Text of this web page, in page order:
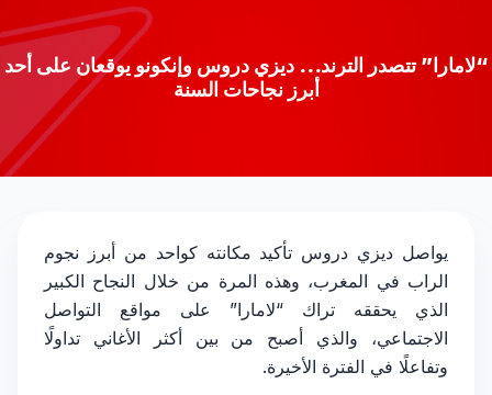
“لامارا” تتصدر الترند… ديزي دروس وإنكونو يوقعان على أحد
أبرز نجاحات السنة
“لامارا” تتصدر الترند… ديزي دروس وإنكونو
يوقعان على أحد أبرز نجاحات السنة
يواصل ديزي دروس تأكيد مكانته كواحد من أبرز نجوم
الراب في المغرب، وهذه المرة من خلال النجاح الكبير
الذي يحققه تراك “لامارا” على مواقع التواصل
الاجتماعي، والذي أصبح من بين أكثر الأغاني تداولًا
وتفاعلًا في الفترة الأخيرة.